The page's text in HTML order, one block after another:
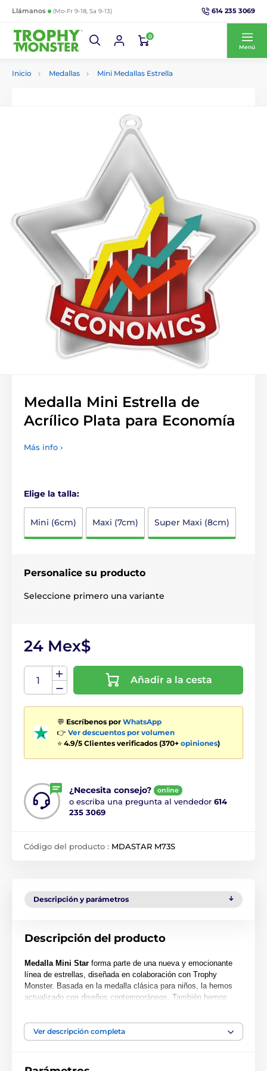
Llámanos (Mo-Fr 9-18, Sa 9-13) 614 235 3069
0
Menú
Inicio Medallas Mini Medallas Estrella
Medalla Mini Estrella de
Acrílico Plata para Economía
Más info ›
Elige la talla:
Mini (6cm) Maxi (7cm) Super Maxi (8cm)
Personalice su producto
Seleccione primero una variante
24 Mex$
Añadir a la cesta
💬 Escríbenos por WhatsApp
👉 Ver descuentos por volumen
⭐ 4.9/5 Clientes verificados (370+ opiniones)
¿Necesita consejo? online
o escriba una pregunta al vendedor 614
235 3069
Código del producto : MDASTAR M73S
Descripción y parámetros
Descripción del producto
Medalla Mini Star forma parte de una nueva y emocionante
línea de estrellas, diseñada en colaboración con Trophy
Monster. Basada en la medalla clásica para niños, la hemos
actualizado con diseños contemporáneos. También hemos
Cortada con una forma especial, esta medalla presenta una
Ver descripción completa